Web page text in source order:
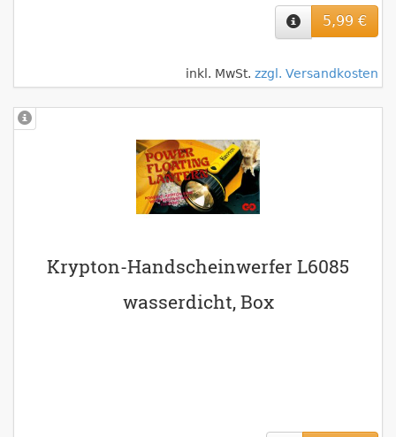
5,99 €
inkl. MwSt. zzgl. Versandkosten
Krypton-Handscheinwerfer L6085
wasserdicht, Box